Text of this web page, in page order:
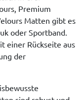
Premium
Matten gibt es
oder Sportband.
einer Rückseite aus
der